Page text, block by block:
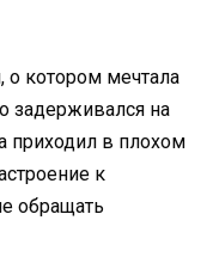
о котором мечтала
задерживался на
приходил в плохом
к
обращать